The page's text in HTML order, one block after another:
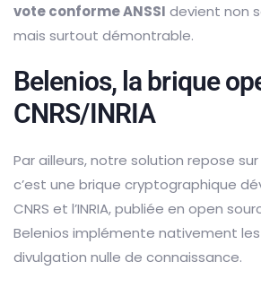
vote conforme ANSSI devient non
mais surtout démontrable.
Belenios, la brique
CNRS/INRIA
Par ailleurs, notre solution repose sur
c’est une brique cryptographique
CNRS et l’INRIA, publiée en open
Belenios implémente nativement
divulgation nulle de connaissance.